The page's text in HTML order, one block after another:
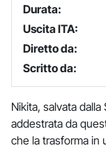
Durata:
Uscita ITA:
Diretto da:
Scritto da:
Nikita, salvata
addestrata da
che la trasforma in